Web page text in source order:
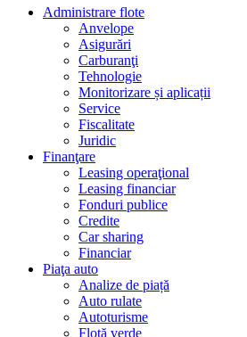
Administrare flote
Anvelope
Asigurări
Carburanţi
Tehnologie
Monitorizare și aplicații
Service
Fiscalitate
Juridic
Finanţare
Leasing operaţional
Leasing financiar
Fonduri publice
Credite
Car sharing
Financiar
Piaţa auto
Analize de piață
Auto rulate
Autoturisme
Flotă verde